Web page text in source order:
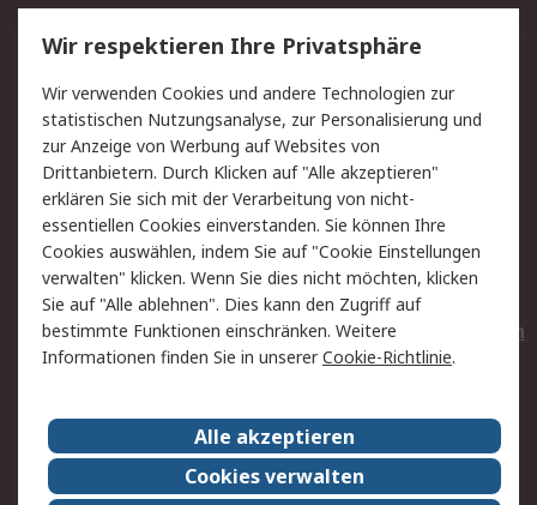
Service
Value Added Services
Lieferlösungen
Rücksendungen
Kontakt
Hilfe
Privatkunden
Rechtliches
AGB
Datenschutz
Cookie-Richtlinie
Zahlungsbedingungen
Copyright/Impressum
Entsorgung
Elektrogeräte/Batterien
RS weltweit
Karriere bei RS
Nachhaltigkeit
Wir respektieren Ihre Privatsphäre
Wir verwenden Cookies und andere Technologien zur
statistischen Nutzungsanalyse, zur Personalisierung und
zur Anzeige von Werbung auf Websites von
Drittanbietern. Durch Klicken auf "Alle akzeptieren"
erklären Sie sich mit der Verarbeitung von nicht-
essentiellen Cookies einverstanden. Sie können Ihre
Cookies auswählen, indem Sie auf "Cookie Einstellungen
verwalten" klicken. Wenn Sie dies nicht möchten, klicken
Sie auf "Alle ablehnen". Dies kann den Zugriff auf
bestimmte Funktionen einschränken. Weitere
Informationen finden Sie in unsererCookie-Richtlinie.
Alle akzeptieren
Cookies verwalten